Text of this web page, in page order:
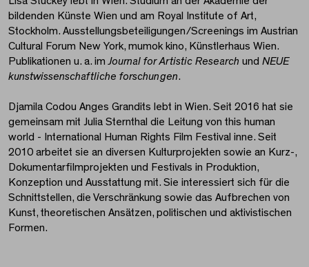
bildenden Künste Wien und am Royal Institute of Art,
Stockholm. Ausstellungsbeteiligungen/Screenings im Austrian
Cultural Forum New York, mumok kino, Künstlerhaus Wien.
Publikationen u. a. im Journal for Artistic Research und NEUE
kunstwissenschaftliche forschungen.
Djamila Codou Anges Grandits lebt in Wien. Seit 2016 hat sie
gemeinsam mit Julia Sternthal die Leitung von this human
world - International Human Rights Film Festival inne. Seit
2010 arbeitet sie an diversen Kulturprojekten sowie an Kurz-,
Dokumentarfilmprojekten und Festivals in Produktion,
Konzeption und Ausstattung mit. Sie interessiert sich für die
Schnittstellen, die Verschränkung sowie das Aufbrechen von
Kunst, theoretischen Ansätzen, politischen und aktivistischen
Formen.